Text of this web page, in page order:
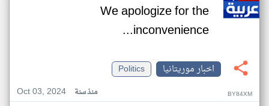
We apologize for the
inconvenience...
اخبار موريتانيا
Politics
Oct 03, 2024
منذ سنة BY84XM